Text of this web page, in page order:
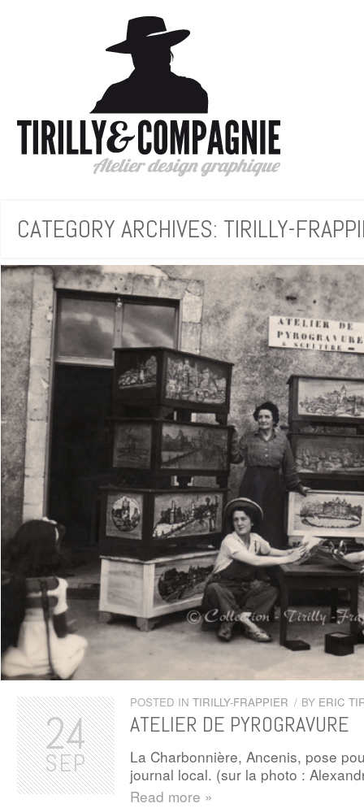
CATEGORY ARCHIVES: TIRILLY-
POSTED IN TIRILLY-FRAPPIER / BY ERIC
ATELIER DE PYROGRAVURE
La Charbonnière, Ancenis, pose
journal local. (sur la photo :
Read more »
24
SEP